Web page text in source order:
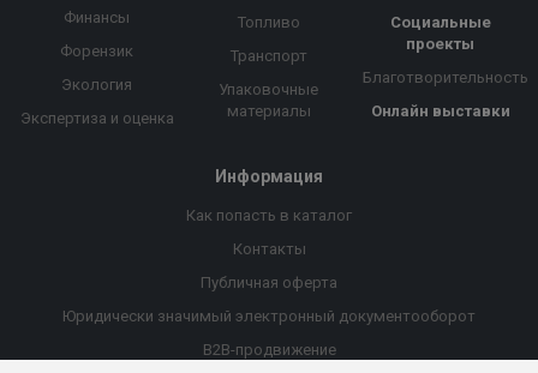
Финансы
Форензик
Экология
Экспертиза и оценка
Топливо
Транспорт
Упаковочные
материалы
Социальные
проекты
Благотворительность
Онлайн выставки
Информация
Как попасть в каталог
Контакты
Публичная оферта
Юридически значимый электронный документооборот
B2B-продвижение